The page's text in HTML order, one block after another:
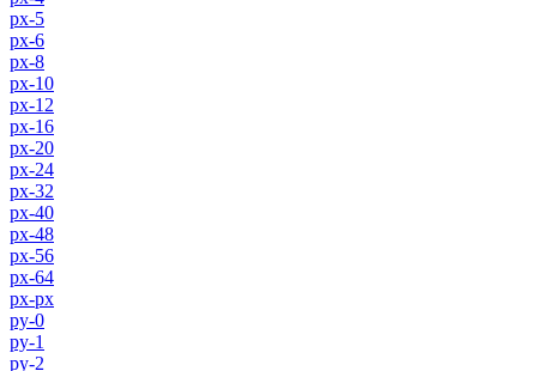
px-5
px-6
px-8
px-10
px-12
px-16
px-20
px-24
px-32
px-40
px-48
px-56
px-64
px-px
py-0
py-1
py-2